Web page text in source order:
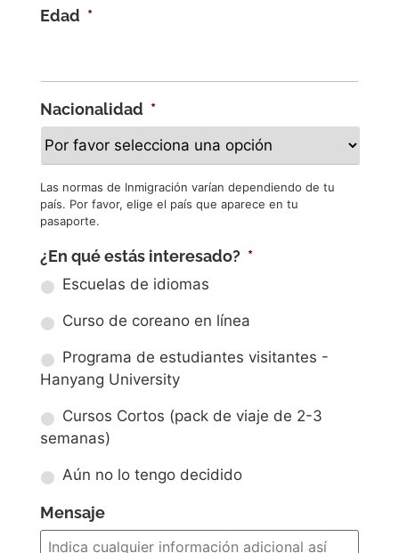
Edad *
Nacionalidad *
Las normas de Inmigración varían dependiendo de tu
país. Por favor, elige el país que aparece en tu
pasaporte.
¿En qué estás interesado? *
Escuelas de idiomas
Curso de coreano en línea
Programa de estudiantes visitantes -
Hanyang University
Cursos Cortos (pack de viaje de 2-3
semanas)
Aún no lo tengo decidido
Mensaje